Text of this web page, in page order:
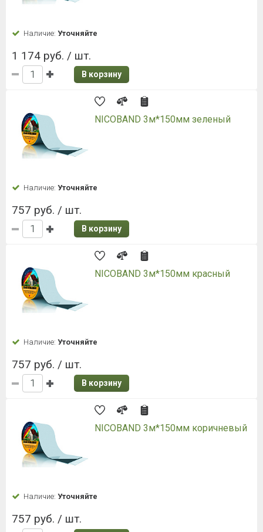
Наличие: Уточняйте
1 174 руб. / шт.
В корзину
NICOBAND 3м*150мм зеленый
Наличие: Уточняйте
757 руб. / шт.
В корзину
NICOBAND 3м*150мм красный
Наличие: Уточняйте
757 руб. / шт.
В корзину
NICOBAND 3м*150мм коричневый
Наличие: Уточняйте
757 руб. / шт.